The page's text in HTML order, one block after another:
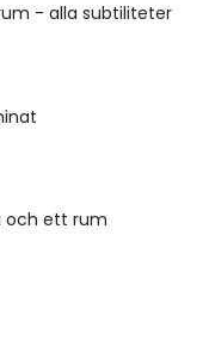
- alla subtiliteter
och ett rum